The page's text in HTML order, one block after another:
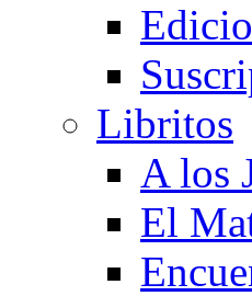
Libritos
A los
El